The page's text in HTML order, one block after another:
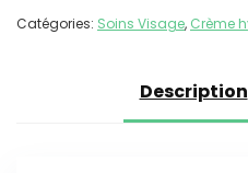
Catégories: Soins Visage, Crème
Description